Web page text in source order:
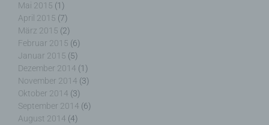
Mai 2015 (1)
April 2015 (7)
März 2015 (2)
Februar 2015 (6)
Januar 2015 (5)
Dezember 2014 (1)
November 2014 (3)
Oktober 2014 (3)
September 2014 (6)
August 2014 (4)
System auf unserer Internetseite angesteuert
werden, (5) das Datum und die Uhrzeit eines
Zugriffs auf die Internetseite, (6) eine Internet-
Protokoll-Adresse (IP-Adresse), (7) der Internet-
Service-Provider des zugreifenden Systems und
(8) sonstige ähnliche Daten und Informationen, die
der Gefahrenabwehr im Falle von Angriffen auf
unsere informationstechnologischen Systeme
dienen.